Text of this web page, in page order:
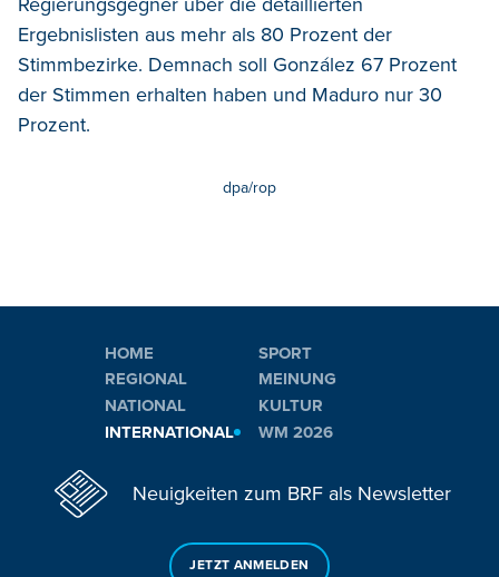
Ergebnislisten aus mehr als 80 Prozent der
Stimmbezirke. Demnach soll González 67 Prozent
der Stimmen erhalten haben und Maduro nur 30
Prozent.
dpa/rop
HOME
REGIONAL
NATIONAL
INTERNATIONAL
SPORT
MEINUNG
KULTUR
WM 2026
Neuigkeiten zum BRF als Newsletter
JETZT ANMELDEN